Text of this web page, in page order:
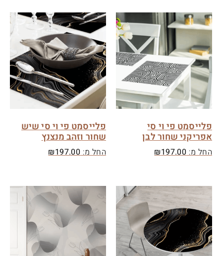
פלייסמט פי וי סי
אפריקני שחור לבן
החל מ: ₪197.00
פלייסמט פי וי סי שיש
שחור וזהב מנצנץ
החל מ: ₪197.00